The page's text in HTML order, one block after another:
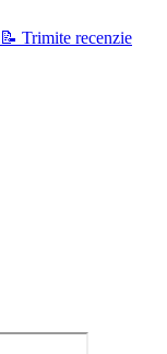
📝 Trimite recenzie